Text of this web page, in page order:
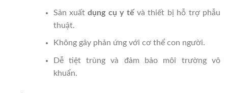
Sản xuấtdụng cụ y tế và thiết bị hỗ trợ phẫu
thuật.
Không gây phản ứng với cơ thể con người.
Dễ tiệt trùng và đảm bảo môi trường vô
khuẩn.